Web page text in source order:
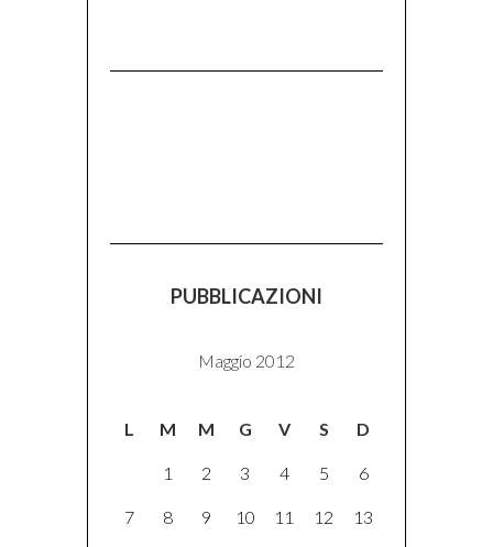
PUBBLICAZIONI
Maggio 2012
L M M G V S D
1 2 3 4 5 6
7 8 9 10 11 12 13